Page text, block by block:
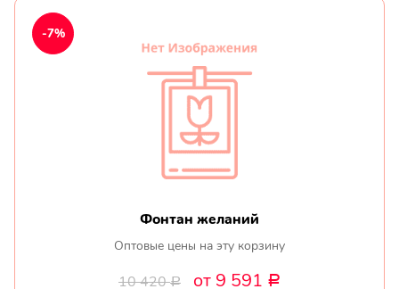
Фонтан желаний
Оптовые цены на эту корзину
10 420Р от 9 591 Р
-7%